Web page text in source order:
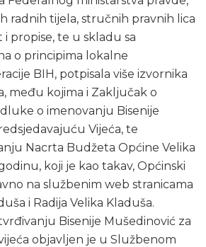
radnih tijela, stručnih pravnih lica
i propise, te u skladu sa
o principima lokalne
BIH, potpisala više izvornika
među kojima i Zaključak o
o imenovanju Bisenije
Vijeća, te
Nacrta Budžeta Općine Velika
koji je kao takav, Općinski
na službenim web stranicama
i Radija Velika Kladuša.
Bisenije Mušedinović za
objavljen je u Službenom